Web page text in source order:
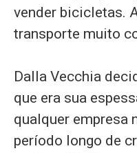
vender bicicletas.
transporte muito
Dalla Vecchia
que era sua
qualquer empresa
período longo de